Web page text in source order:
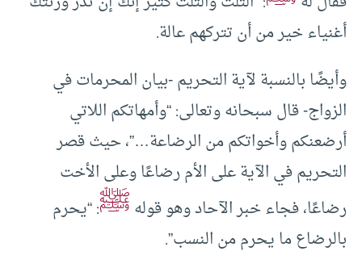
أغنياء خير من أن تتركهم عالة.
وأيضًا بالنسبة لآية التحريم -بيان المحرمات في
الزواج- قال سبحانه وتعالى: “وأمهاتكم اللاتي
أرضعنكم وأخواتكم من الرضاعة…”، حيث قصر
التحريم في الآية على الأم رضاعًا وعلى الأخت
رضاعًا، فجاء خبر الآحاد وهو قولهﷺ: “يحرم
بالرضاع ما يحرم من النسب”.